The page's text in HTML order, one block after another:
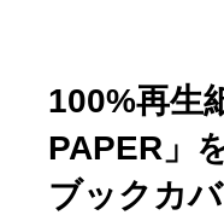
100%再生
PAPER」
ブックカ